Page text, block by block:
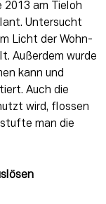
2013 am Tieloh
Untersucht
Licht der Wohn-
Außerdem wurde
kann und
Auch die
wird, flossen
stufte man die